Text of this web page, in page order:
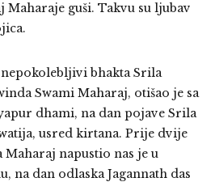
Maharaje guši. Takvu su ljubav
bhakta Srila
Swami Maharaj, otišao je sa
dhami, na dan pojave Srila
usred kirtana. Prije dvije
napustio nas je u
na dan odlaska Jagannath das